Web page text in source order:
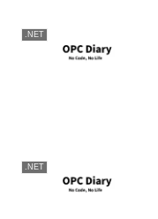
.NET
.NET